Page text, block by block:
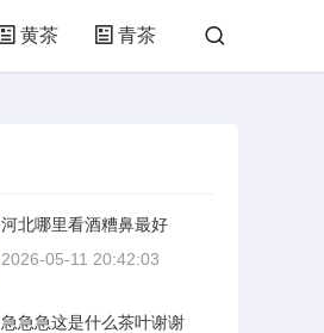
黄茶 青茶
河北哪里看酒糟鼻最好
2026-05-11 20:42:03
急急急这是什么茶叶谢谢